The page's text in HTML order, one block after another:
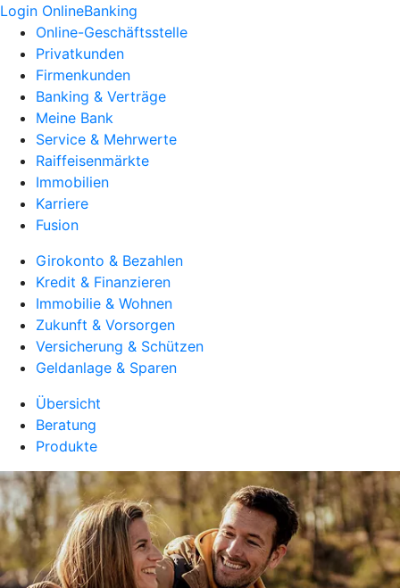
Login OnlineBanking
Online-Geschäftsstelle
Privatkunden
Firmenkunden
Banking & Verträge
Meine Bank
Service & Mehrwerte
Raiffeisenmärkte
Immobilien
Karriere
Fusion
Girokonto & Bezahlen
Kredit & Finanzieren
Immobilie & Wohnen
Zukunft & Vorsorgen
Versicherung & Schützen
Geldanlage & Sparen
Übersicht
Beratung
Produkte